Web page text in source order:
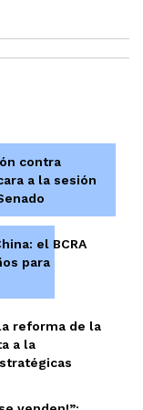
contra
a la sesión
el BCRA
para
reforma de la
a la